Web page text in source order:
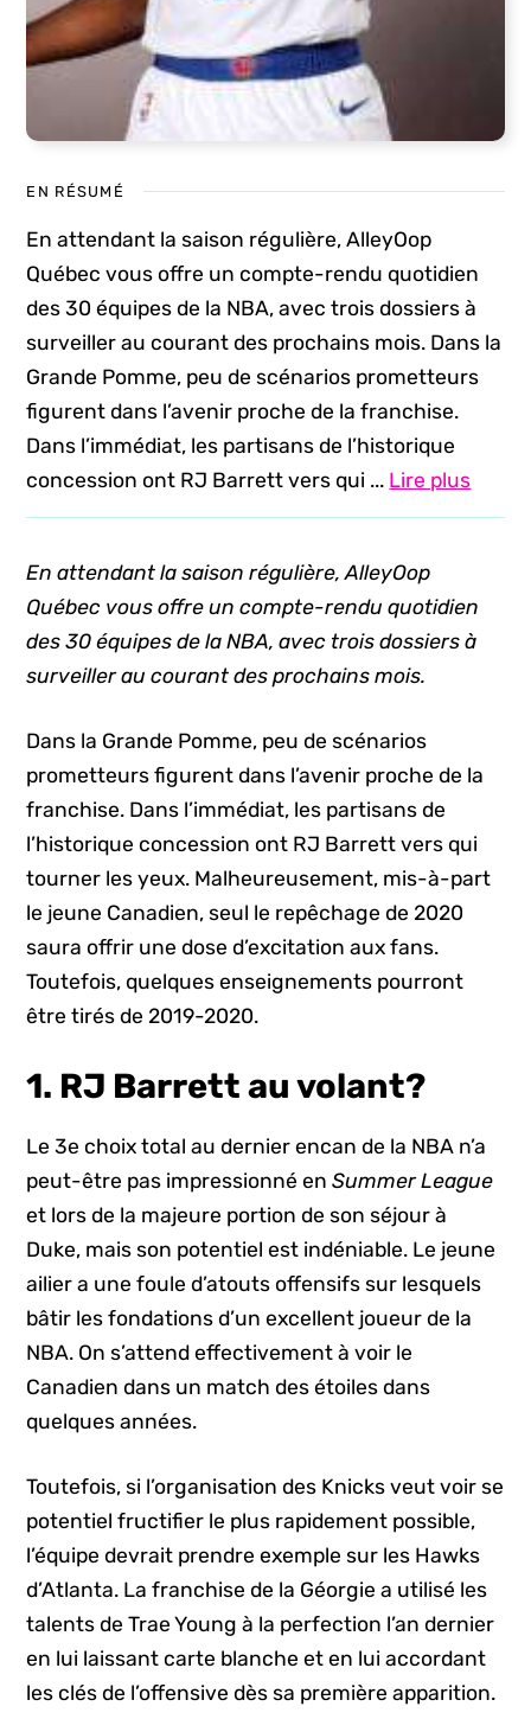
EN RÉSUMÉ
En attendant la saison régulière, AlleyOop
Québec vous offre un compte-rendu quotidien
des 30 équipes de la NBA, avec trois dossiers à
surveiller au courant des prochains mois. Dans la
Grande Pomme, peu de scénarios prometteurs
figurent dans l’avenir proche de la franchise.
Dans l’immédiat, les partisans de l’historique
concession ont RJ Barrett vers qui ... Lire plus
En attendant la saison régulière, AlleyOop
Québec vous offre un compte-rendu quotidien
des 30 équipes de la NBA, avec trois dossiers à
surveiller au courant des prochains mois.
Dans la Grande Pomme, peu de scénarios
prometteurs figurent dans l’avenir proche de la
franchise. Dans l’immédiat, les partisans de
l’historique concession ont RJ Barrett vers qui
tourner les yeux. Malheureusement, mis-à-part
le jeune Canadien, seul le repêchage de 2020
saura offrir une dose d’excitation aux fans.
Toutefois, quelques enseignements pourront
être tirés de 2019-2020.
1. RJ Barrett au volant?
Le 3e choix total au dernier encan de la NBA n’a
peut-être pas impressionné enSummer League
et lors de la majeure portion de son séjour à
Duke, mais son potentiel est indéniable. Le jeune
ailier a une foule d’atouts offensifs sur lesquels
bâtir les fondations d’un excellent joueur de la
NBA. On s’attend effectivement à voir le
Canadien dans un match des étoiles dans
quelques années.
Toutefois, si l’organisation des Knicks veut voir se
potentiel fructifier le plus rapidement possible,
l’équipe devrait prendre exemple sur les Hawks
d’Atlanta. La franchise de la Géorgie a utilisé les
talents de Trae Young à la perfection l’an dernier
en lui laissant carte blanche et en lui accordant
les clés de l’offensive dès sa première apparition.